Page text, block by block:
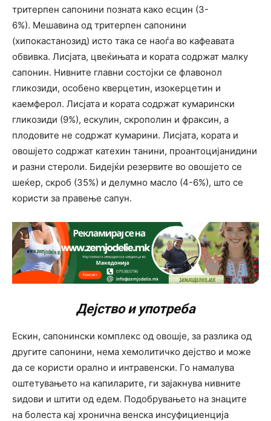
тритерпен сапонини позната како есцин (3-
6%). Мешавина од тритерпен сапонини
(хипокастанозид) исто така се наоѓа во кафеавата
обвивка. Лисјата, цвеќињата и кората содржат малку
сапонин. Нивните главни состојки се флавонол
гликозиди, особено кверцетин, изокерцетин и
каемферол. Лисјата и кората содржат кумарински
гликозиди (9%), ескулин, скрополин и фраксин, а
плодовите не содржат кумарини. Лисјата, кората и
овошјето содржат катехин танини, проантоцијанидини
и разни стероли. Бидејќи резервите во овошјето се
шеќер, скроб (35%) и делумно масло (4-6%), што се
користи за правење сапун.
Дејство и употреба
Ескин, сапонински комплекс од овошје, за разлика од
другите сапонини, нема хемолитичко дејство и може
да се користи орално и интравенски. Го намалува
оштетувањето на капиларите, ги зајакнува нивните
sидови и штити од едем. Подобрувањето на знаците
на болеста кај хронична венска инсуфициенција